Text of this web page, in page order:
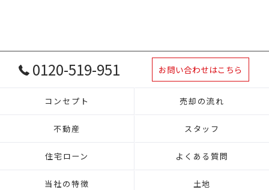
0120-519-951 お問い合わせはこちら
コンセプト 売却の流れ
不動産 スタッフ
住宅ローン よくある質問
当社の特徴 土地